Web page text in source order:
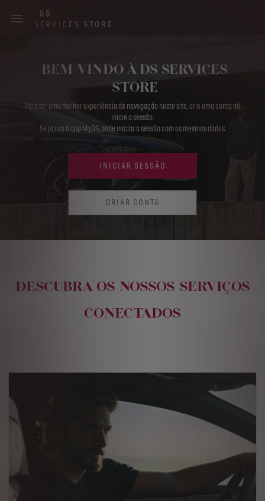
DS
SERVICES STORE
navigation
BEM-VINDO À DS SERVICES
STORE
Para ter uma melhor experiência de navegação neste site, crie uma conta ou
inicie a sessão.
Se já usa a app MyDS, pode iniciar a sessão com os mesmos dados.
INICIAR SESSÃO
CRIAR CONTA
DESCUBRA OS NOSSOS SERVIÇOS
CONECTADOS